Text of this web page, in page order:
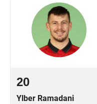
20
Ylber Ramadani